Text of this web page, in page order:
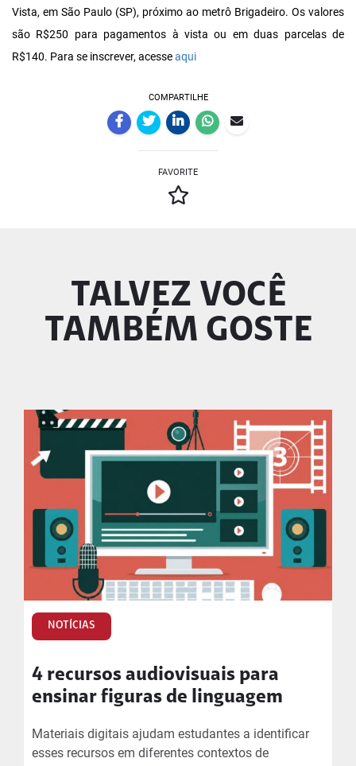
Vista, em São Paulo (SP), próximo ao metrô Brigadeiro. Os valores
são R$250 para pagamentos à vista ou em duas parcelas de
R$140. Para se inscrever, acesseaqui
COMPARTILHE
FAVORITE
TALVEZ VOCÊ
TAMBÉM GOSTE
NOTÍCIAS
4 recursos audiovisuais para
ensinar figuras de linguagem
Materiais digitais ajudam estudantes a identificar
esses recursos em diferentes contextos de